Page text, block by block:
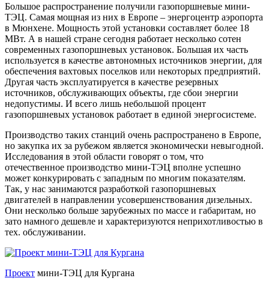
Большое распространение получили газопоршневые мини-
ТЭЦ. Самая мощная из них в Европе – энергоцентр аэропорта
в Мюнхене. Мощность этой установки составляет более 18
МВт. А в нашей стране сегодня работает несколько сотен
современных газопоршневых установок. Большая их часть
используется в качестве автономных источников энергии, для
обеспечения вахтовых поселков или некоторых предприятий.
Другая часть эксплуатируется в качестве резервных
источников, обслуживающих объекты, где сбои энергии
недопустимы. И всего лишь небольшой процент
газопоршневых установок работает в единой энергосистеме.
Производство таких станций очень распространено в Европе,
но закупка их за рубежом является экономически невыгодной.
Исследования в этой области говорят о том, что
отечественное производство мини-ТЭЦ вполне успешно
может конкурировать с западным по многим показателям.
Так, у нас занимаются разработкой газопоршневых
двигателей в направлении усовершенствования дизельных.
Они несколько больше зарубежных по массе и габаритам, но
зато намного дешевле и характеризуются неприхотливостью в
тех. обслуживании.
Проект мини-ТЭЦ для Кургана